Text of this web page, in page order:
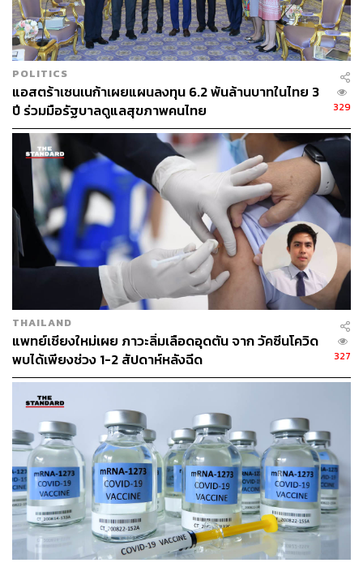
ภายในประเทศ
ปัญหาด้านประสิทธิภาพของวัคซีน Oxford-AstraZeneca
อาจเป็นเรื่องที่ร้ายแรงโดยเฉพาะอย่างยิ่งกับประเทศที่กำลัง
พัฒนา เพราะกำลังมีการผลิตวัคซีนดังกล่าวหลายพันล้านโด
สแบบไม่หวังผลกำไรในระหว่างการระบาดของโควิด-19
อย่างไรก็ดี จากข้อมูลการศึกษาอื่นพบว่า วัคซีนยังคงมี
ประสิทธิภาพเต็มที่ในการป้องกันการเข้ารับการรักษาในโรง
พยาบาลและการเสียชีวิตที่เกิดจากไวรัสสายพันธุ์อื่นๆ
ภาพ: Dan Kitwood / Getty Images
พิสูจน์อักษร: ภาวิกา ขันติศรีสกุล
อ้างอิง:
https://www.ft.com/content/e9bbd4fe-e6bf-4383-bfd3-
be64140a3f36
https://www.bbc.com/news/uk-55967767
https://www.reuters.com/article/us-health-coronavirus
-astrazeneca-varian/oxford-astrazeneca-covid-shot-l
ess-effective-against-south-african-variant-study-idU
SKBN2A60SH
https://www.reuters.com/article/uk-health-coronavirus
-astrazeneca-respon-idUSKBN2A60S2
TAGS: วัคซีนไวรัสโคโรนา วัคซีนโควิด-19
AstraZeneca
Oxford
POLITICS
แอสตร้าเซนเนก้าเผยแผนลงทุน 6.2 พันล้านบาทในไทย 3
ปี ร่วมมือรัฐบาลดูแลสุขภาพคนไทย
329
THAILAND
แพทย์เชียงใหม่เผย ภาวะลิ่มเลือดอุดตัน จาก วัคซีนโควิด
พบได้เพียงช่วง 1-2 สัปดาห์หลังฉีด
327